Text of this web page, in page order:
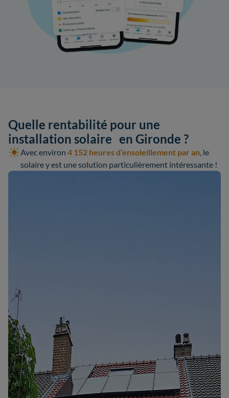
Quelle rentabilité pour une
installation solaire en Gironde ?
Avec environ 4 152 heures d’ensoleillement par an, le
solaire y est une solution particulièrement intéressante !